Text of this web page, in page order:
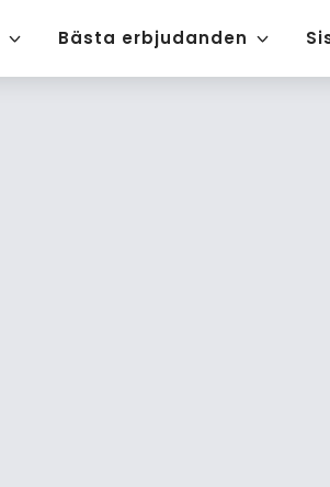
Bästa erbjudanden